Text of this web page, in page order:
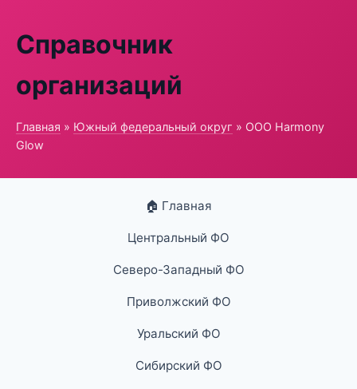
Справочник
организаций
Главная » Южный федеральный округ » ООО Harmony
Glow
🏠 Главная
Центральный ФО
Северо-Западный ФО
Приволжский ФО
Уральский ФО
Сибирский ФО